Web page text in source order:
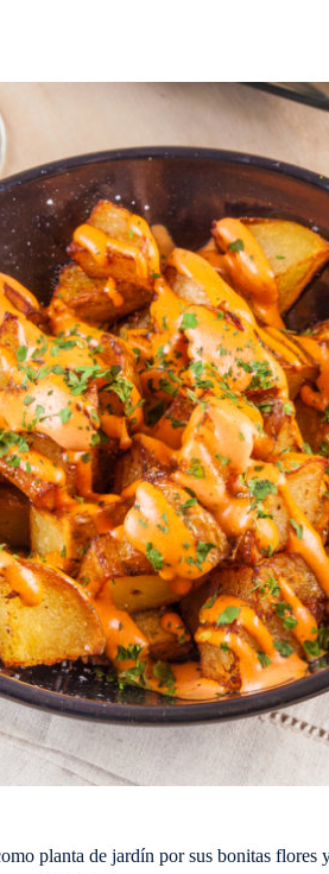
planta de jardín por sus bonitas flores